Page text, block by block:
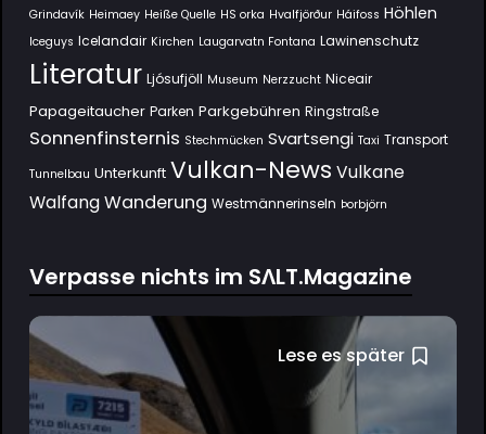
Grindavík Heimaey Heiße Quelle HS orka Hvalfjörður Háifoss Höhlen
Iceguys Icelandair Kirchen Laugarvatn Fontana Lawinenschutz
Literatur Ljósufjöll Museum Nerzzucht Niceair
Papageitaucher Parken Parkgebühren Ringstraße
Sonnenfinsternis Stechmücken Svartsengi Taxi Transport
Tunnelbau Unterkunft Vulkan-News Vulkane
Walfang Wanderung Westmännerinseln Þorbjörn
Verpasse nichts im SΛLT.Magazine
Lese es später